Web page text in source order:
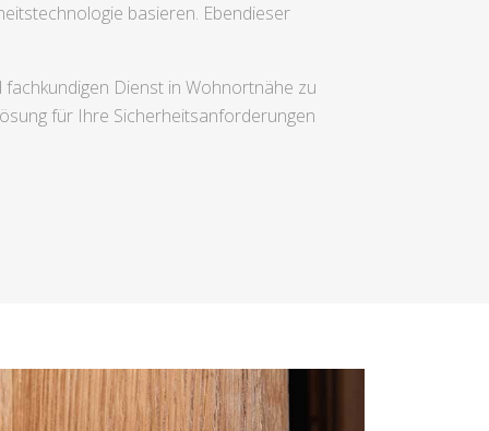
basieren. Ebendieser
Dienst in Wohnortnähe zu
für Ihre Sicherheitsanforderungen